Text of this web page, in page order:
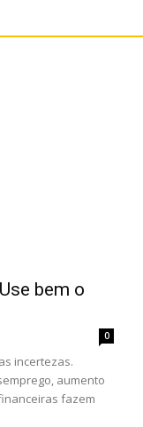
bem o
0
incertezas.
aumento
fazem